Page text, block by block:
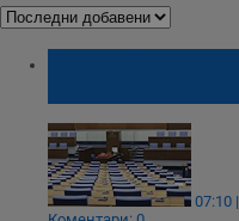
07:10